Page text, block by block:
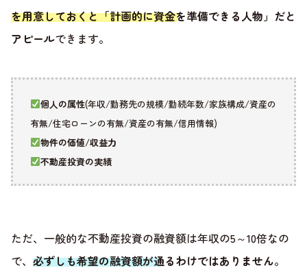
を用意しておくと「計画的に資金を準備できる人物」だと
アピールできます。
個人の属性(年収/勤務先の規模/勤続年数/家族構成/資産の
有無/住宅ローンの有無/資産の有無/信用情報)
物件の価値/収益力
不動産投資の実績
ただ、一般的な不動産投資の融資額は年収の5～10倍なの
で、 必ずしも希望の融資額が通るわけではありません。